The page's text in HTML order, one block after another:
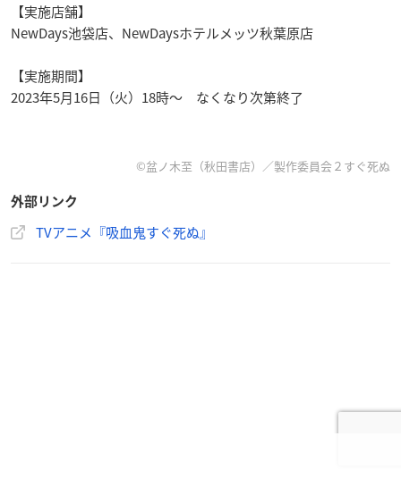
【実施店舗】
NewDays池袋店、NewDaysホテルメッツ秋葉原店
【実施期間】
2023年5月16日（火）18時～ なくなり次第終了
©盆ノ木至（秋田書店）／製作委員会２すぐ死ぬ
外部リンク
TVアニメ『吸血鬼すぐ死ぬ』